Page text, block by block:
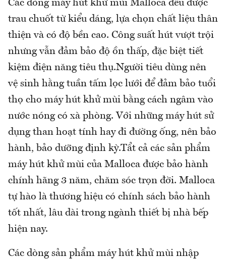
Các dòng máy hút khử mùi Malloca đều được
trau chuốt từ kiểu dáng, lựa chọn chất liệu thân
thiện và có độ bền cao. Công suất hút vượt trội
nhưng vẫn đảm bảo độ ồn thấp, đặc biệt tiết
kiệm điện năng tiêu thụ.Người tiêu dùng nên
vệ sinh hằng tuần tấm lọc lưới để đảm bảo tuổi
thọ cho máy hút khử mùi bằng cách ngâm vào
nước nóng có xà phòng. Với những máy hút sử
dụng than hoạt tính hay đi đường ống, nên bảo
hành, bảo dưỡng định kỳ.Tẩt cả các sản phẩm
máy hút khử mùi của Malloca được bảo hành
chính hãng 3 năm, chăm sóc trọn đời. Malloca
tự hào là thương hiệu có chính sách bảo hành
tốt nhất, lâu dài trong ngành thiết bị nhà bếp
hiện nay.
Các dòng sản phẩm máy hút khử mùi nhập